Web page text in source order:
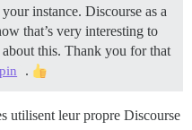
instance. Discourse as a
that’s very interesting to
about this. Thank you for that
.
utilisent leur propre Discourse